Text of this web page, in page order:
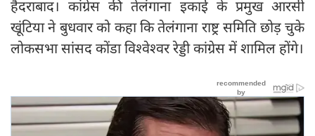
हैदराबाद। कांग्रेस की तेलंगाना इकाई के प्रमुख आरसी
खूंटिया ने बुधवार को कहा कि तेलंगाना राष्ट्र समिति छोड़ चुके
लोकसभा सांसद कोंडा विश्वेश्वर रेड्डी कांग्रेस में शामिल होंगे।